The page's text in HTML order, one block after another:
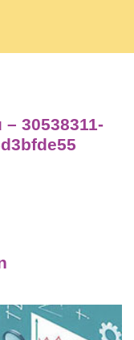
30538311-